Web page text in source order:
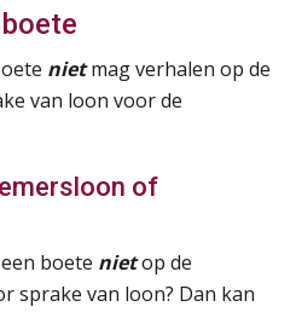
nietmag verhalen op de
van loon voor de
of
boete nietop de
sprake van loon? Dan kan
Praehep
Online cursus Bedingen in de arbeidsovereenkomst